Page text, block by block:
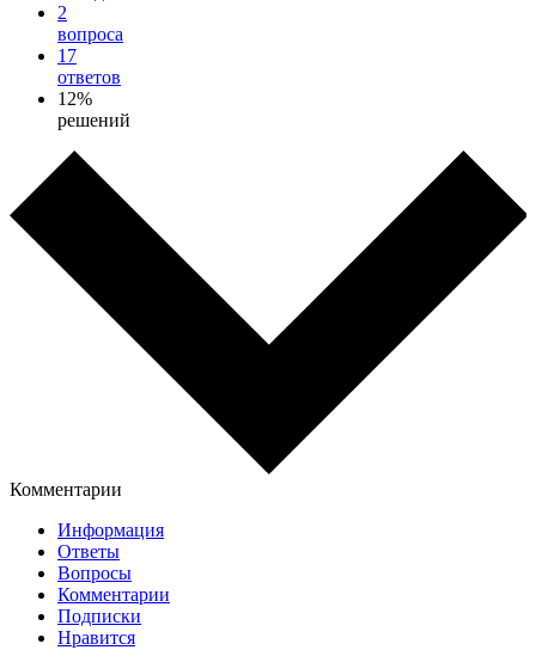
2
вопроса
17
ответов
12%
решений
Комментарии
Информация
Ответы
Вопросы
Комментарии
Подписки
Нравится